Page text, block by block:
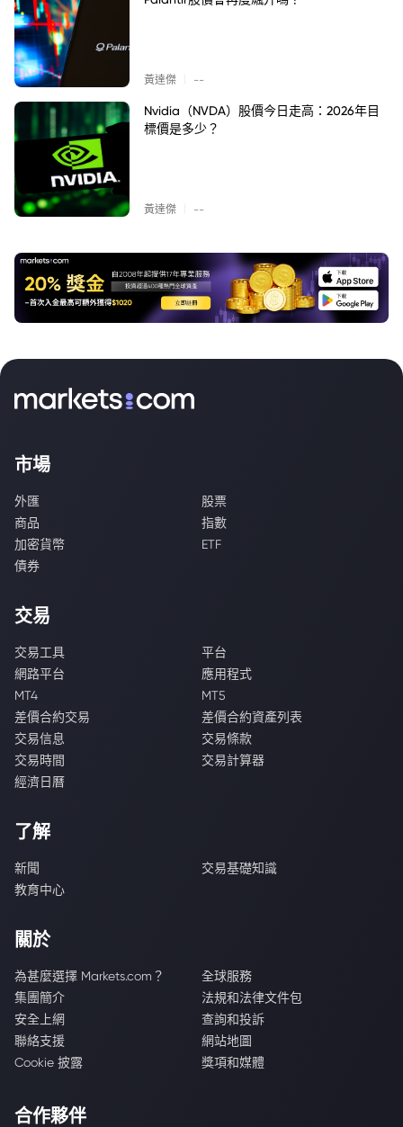
黃達傑 --
Nvidia（NVDA）股價今日走高：2026年目
標價是多少？
黃達傑 --
市場
外匯
股票
商品
指數
加密貨幣
ETF
債券
交易
交易工具
平台
網路平台
應用程式
MT4
MT5
差價合約交易
差價合約資產列表
交易信息
交易條款
交易時間
交易計算器
經濟日曆
了解
新聞
交易基礎知識
教育中心
關於
為甚麼選擇 Markets.com？
全球服務
集團簡介
法規和法律文件包
安全上網
查詢和投訴
聯絡支援
網站地圖
Cookie 披露
獎項和媒體
合作夥伴